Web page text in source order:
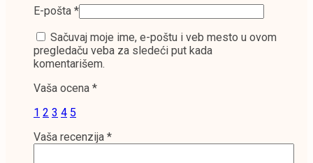
E-pošta *
Sačuvaj moje ime, e-poštu i veb mesto u ovom
pregledaču veba za sledeći put kada
komentarišem.
Vaša ocena *
1 2 3 4 5
Vaša recenzija *